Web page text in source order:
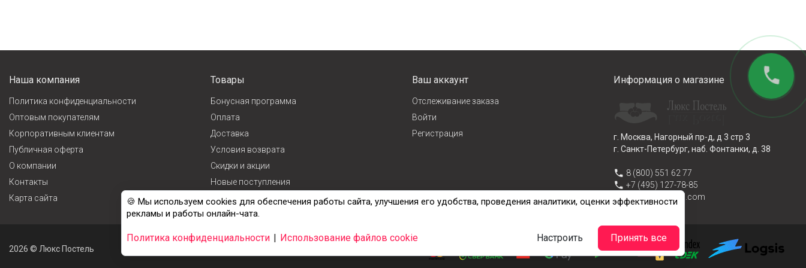
Наша компания
Политика конфиденциальности
Оптовым покупателям
Корпоративным клиентам
Публичная оферта
О компании
Контакты
Карта сайта
Товары
Бонусная программа
Оплата
Доставка
Условия возврата
Cкидки и акции
Новые поступления
Лидеры продаж
Ваш аккаунт
Отслеживание заказа
Войти
Регистрация
Информация о магазине
г. Москва, Нагорный пр-д, д 3 стр 3
г. Санкт-Петербург, наб. Фонтанки, д. 38
phone 8 (800) 551 62 77
phone +7 (495) 127-78-85
email info@lux-postel.com
2026 © Люкс Постель
🍪 Мы используем cookies для обеспечения работы сайта, улучшения его удобства, проведения аналитики, оценки эффективности
рекламы и работы онлайн-чата.
Политика конфиденциальности | Использование файлов cookie Настроить Принять все
phone